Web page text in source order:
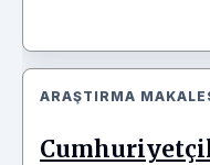
ARAŞTIRMA